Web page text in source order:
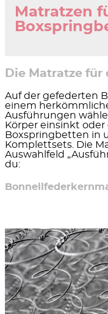
Matratzen
Die Matratze
Auf der gefederten
einem
Ausführungen
Körper einsinkt oder
Boxspringbetten in
Komplettsets. Die
Auswahlfeld
du: